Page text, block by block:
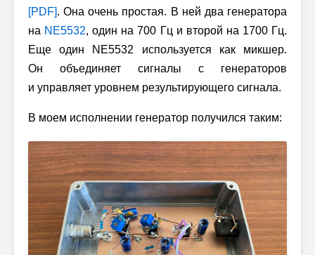
[PDF]. Она очень простая. В ней два генератора
на NE5532, один на 700 Гц и второй на 1700 Гц.
Еще один NE5532 используется как микшер.
Он объединяет сигналы с генераторов
и управляет уровнем результирующего сигнала.
В моем исполнении генератор получился таким: